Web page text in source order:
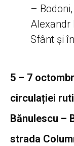
–
Alexandr
Sfânt și
5 – 7
circulației
Bănulescu –
strada